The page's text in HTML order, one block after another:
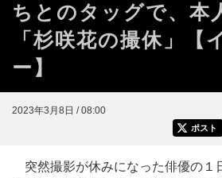
ちとのタッグで、本
「杉咲花の撮休」【
ー】
2023年3月8日 / 08:00
ポスト
突然撮影が休みになった俳優の１